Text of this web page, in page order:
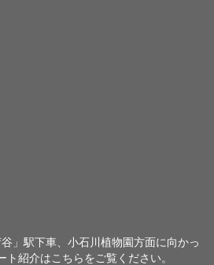
」駅下車、小石川植物園方面に向かっ
ト紹介はこちらをご覧ください。